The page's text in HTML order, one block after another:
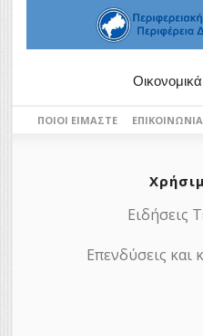
ΠΟΙΟΙ ΕΊΜΑΣΤΕ ΕΠΙΚΟΙΝΩΝΊΑ
Ειδήσεις
Επενδύσεις και